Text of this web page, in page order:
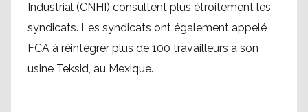
Industrial (CNHI) consultent plus étroitement les
syndicats. Les syndicats ont également appelé
FCA à réintégrer plus de 100 travailleurs à son
usine Teksid, au Mexique.